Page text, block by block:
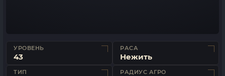
УРОВЕНЬ
43
РАСА
Нежить
ТИП РАДИУС АГРО